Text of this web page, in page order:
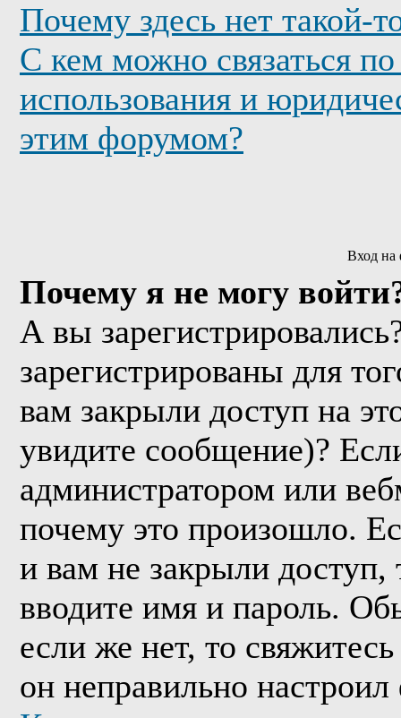
Почему здесь нет такой-
С кем можно связаться
использования и
этим форумом?
Вход на
Почему я не могу
А вы
зарегистрированы для
вам закрыли доступ на
увидите сообщение)?
администратором или
почему это произошло.
и вам не закрыли доступ,
вводите имя и пароль.
если же нет, то
он неправильно